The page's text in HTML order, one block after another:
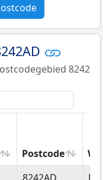
8242
Postcode
Postcode